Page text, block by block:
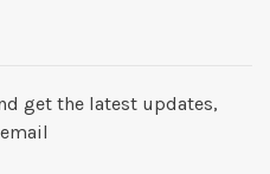
get the latest updates,